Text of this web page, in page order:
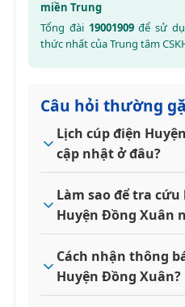
miền Trung
Tổng đài 19001909để sử
thức nhất của Trung tâm
Câu hỏi thường
Lịch cúp điện
cập nhật ở đâu?
Làm sao để tra
Huyện Đồng Xuân
Cách nhận thông
Huyện Đồng Xuân?